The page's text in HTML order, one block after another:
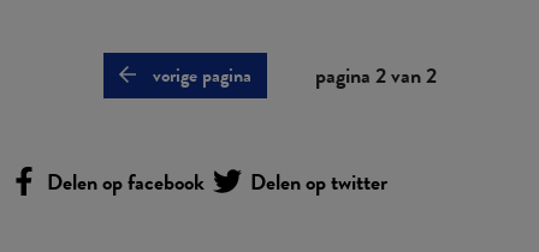
vorige pagina pagina 2 van 2
Delen op facebook Delen op twitter